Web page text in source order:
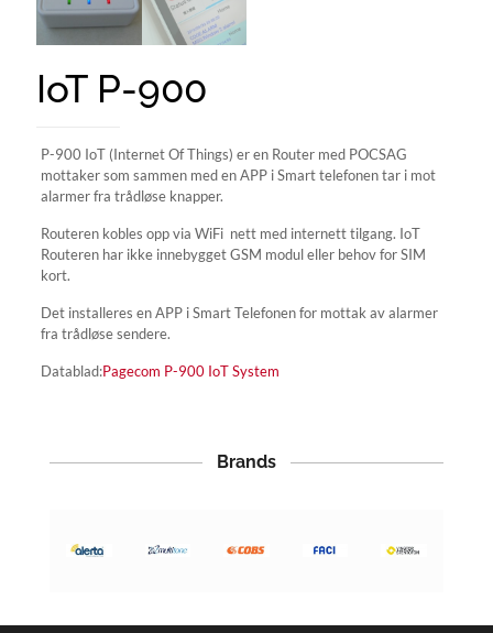
IoT P-900
P-900 IoT (Internet Of Things) er en Router med POCSAG
mottaker som sammen med en APP i Smart telefonen tar i mot
alarmer fra trådløse knapper.
Routeren kobles opp via WiFi nett med internett tilgang. IoT
Routeren har ikke innebygget GSM modul eller behov for SIM
kort.
Det installeres en APP i Smart Telefonen for mottak av alarmer
fra trådløse sendere.
Datablad:Pagecom P-900 IoT System
Brands